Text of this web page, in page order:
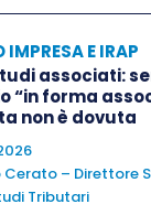
IMPRESA E IRAP
associati:
“in forma
non è dovuta
Cerato – Direttore
Tributari